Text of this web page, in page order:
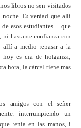
libros no son visitados
noche. Es verdad que allí
de esos estudiantes… que
ni bastante confianza con
a medio repasar a la
hoy es día de holganza;
hora, la cárcel tiene más
amigos con el señor
interrumpiendo un
tenía en las manos, i